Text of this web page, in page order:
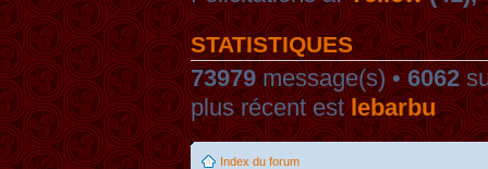
STATISTIQUES
73979message(s) •6062
plus récent estlebarbu
Index du forum